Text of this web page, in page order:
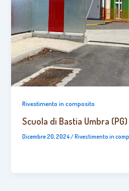
Rivestimento in composito
Scuola di Bastia Umbra (PG)
Dicembre 20, 2024/Rivestimento in